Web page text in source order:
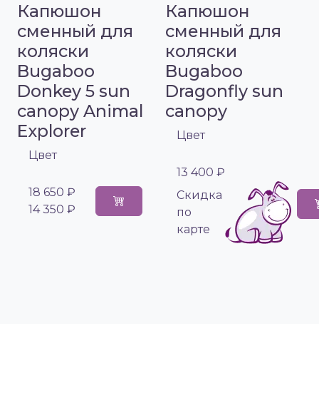
Капюшон
сменный для
коляски
Bugaboo
Donkey 5 sun
canopy Animal
Explorer
Цвет
18 650 ₽
14 350 ₽
Капюшон
сменный для
коляски
Bugaboo
Dragonfly sun
canopy
Цвет
13 400 ₽
Cкидка
по
карте